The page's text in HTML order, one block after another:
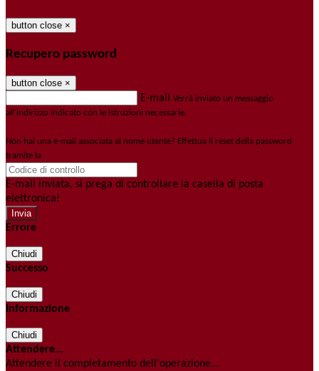
button close ×
Recupero password
button close ×
E-mail Verrà inviato un messaggio
all'indirizzo indicato con le istruzioni necessarie.
Non hai una e-mail associata al nome utente? Effettua il reset della password
tramite la
E-mail inviata, si prega di controllare la casella di posta
elettronica!
Errore
Chiudi
Successo
Chiudi
Informazione
Chiudi
Attendere...
Attendere il completamento dell'operazione...